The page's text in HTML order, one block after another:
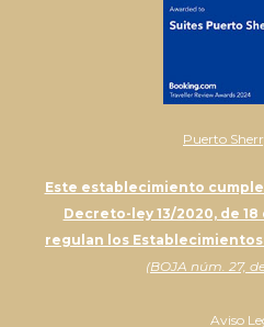
Puerto
Este establecimiento
Decreto-ley 13/2020, de
regulan los
(BOJA núm. 27,
Aviso